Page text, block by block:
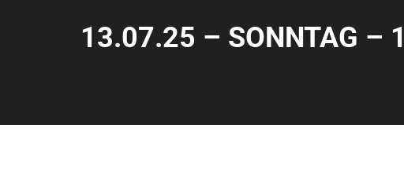
13.07.25 – SONNTAG –